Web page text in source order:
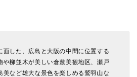
面した、広島と大阪の中間に位置する
や柳並木が美しい倉敷美観地区、瀬戸
美など雄大な景色を楽しめる鷲羽山な